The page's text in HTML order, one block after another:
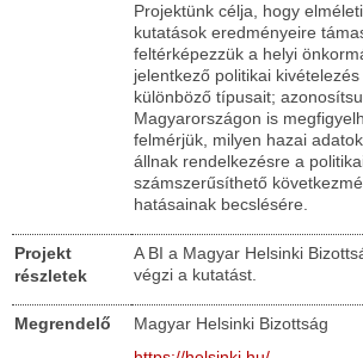
Projektünk célja, hogy
kutatások eredményeire
feltérképezzük a helyi
jelentkező politikai
különböző típusait;
Magyarországon is
felmérjük, milyen hazai
állnak rendelkezésre a
számszerűsíthető
hatásainak becslésére.
Projekt
részletek
A BI a Magyar Helsinki
végzi a kutatást.
Megrendelő
Magyar Helsinki Bizottság